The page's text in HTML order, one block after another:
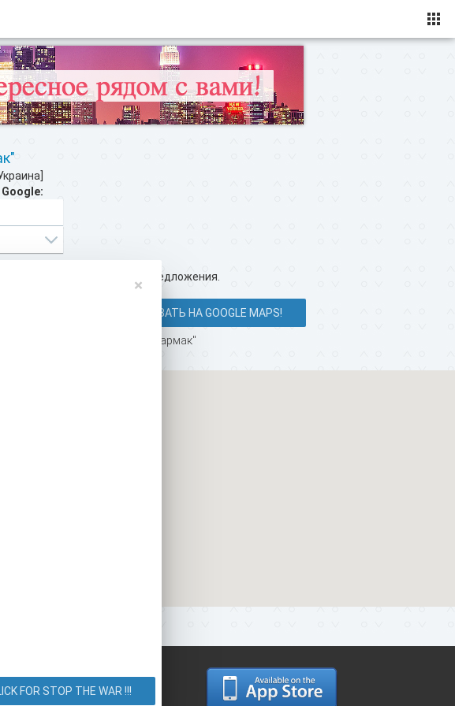
свои интересные предложения.
ПОКАЗАТЬ НА GOOGLE MAPS!
событию. Столовая завода "Фармак"
Как доехать? Маршрут.
×
FOR STOP THE WAR !!!
Соглашение
О сервисе